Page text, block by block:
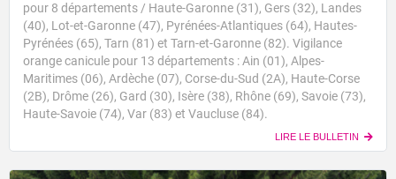
pour 8 départements / Haute-Garonne (31), Gers (32), Landes
(40), Lot-et-Garonne (47), Pyrénées-Atlantiques (64), Hautes-
Pyrénées (65), Tarn (81) et Tarn-et-Garonne (82). Vigilance
orange canicule pour 13 départements : Ain (01), Alpes-
Maritimes (06), Ardèche (07), Corse-du-Sud (2A), Haute-Corse
(2B), Drôme (26), Gard (30), Isère (38), Rhône (69), Savoie (73),
Haute-Savoie (74), Var (83) et Vaucluse (84).
LIRE LE BULLETIN